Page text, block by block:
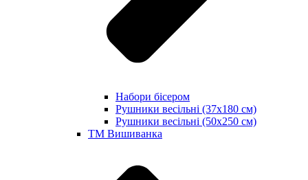
Набори бісером
Рушники весільні (37х180 см)
Рушники весільні (50х250 см)
ТМ Вишиванка